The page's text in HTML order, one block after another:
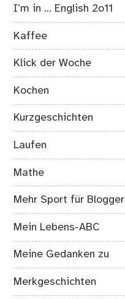
I’m in … English 2o11
Kaffee
Klick der Woche
Kochen
Kurzgeschichten
Laufen
Mathe
Mehr Sport für Blogger
Mein Lebens-ABC
Meine Gedanken zu
Merkgeschichten